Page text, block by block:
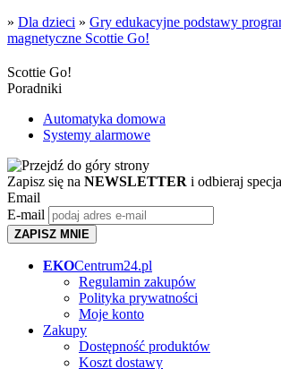
» Dla dzieci » Gry edukacyjne podstawy
magnetyczne Scottie Go!
Scottie Go!
Poradniki
Automatyka domowa
Systemy alarmowe
Zapisz się na NEWSLETTER i odbieraj
Email
E-mail
ZAPISZ MNIE
EKOCentrum24.pl
Regulamin zakupów
Polityka prywatności
Moje konto
Zakupy
Dostępność produktów
Koszt dostawy